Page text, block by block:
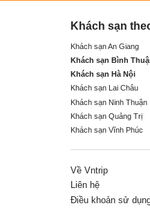
Khách sạn
Khách sạn An Giang
Khách sạn Bình
Khách sạn Hà Nội
Khách sạn Lai Châu
Khách sạn Ninh Thuận
Khách sạn Quảng Trị
Khách sạn Vĩnh Phúc
Về Vntrip
Liên hệ
Điều khoản sử